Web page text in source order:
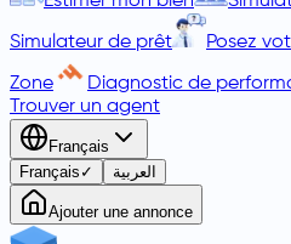
Simulateur de prêt Posez
Zone
Diagnostic de
Trouver un agent
Français
Français ✓ العربية
Ajouter une annonce